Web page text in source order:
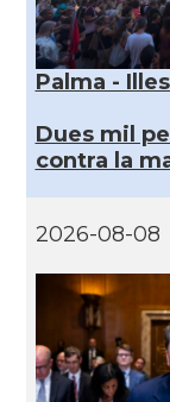
Palma -
Dues mil
contra la
2026-08-08